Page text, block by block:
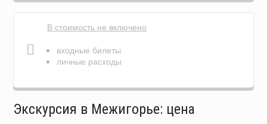
В стоимость не включено
входные билеты
личные расходы
Экскурсия в Межигорье: цена